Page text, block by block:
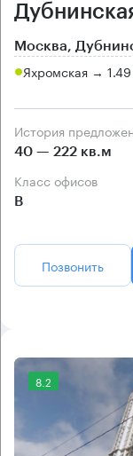
Москва,
Яхромская →
История
40 — 222 кв.м
Класс офисов
B
Позвонить
8.2